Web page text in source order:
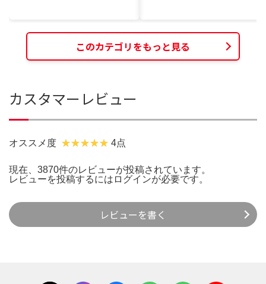
このカテゴリをもっと見る
カスタマーレビュー
オススメ度 4点
現在、3870件のレビューが投稿されています。
レビューを投稿するには ログインが必要です。
レビューを書く